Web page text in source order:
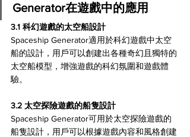
Generator在遊戲中的應用
3.1 科幻遊戲的太空船設計
Spaceship Generator適用於科幻遊戲中太空
船的設計，用戶可以創建出各種奇幻且獨特的
太空船模型，增強遊戲的科幻氛圍和遊戲體
驗。
3.2 太空探險遊戲的船隻設計
Spaceship Generator可用於太空探險遊戲的
船隻設計，用戶可以根據遊戲內容和風格創建